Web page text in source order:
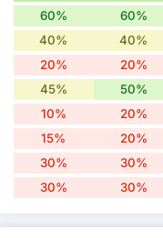
60%
60%
40%
40%
20%
20%
50%
45%
20%
10%
20%
15%
30%
30%
30%
30%